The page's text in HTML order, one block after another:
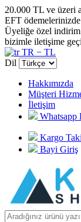
20.000 TL ve üzeri
EFT
Üyeliğe özel indirim
bizimle iletişime
TR − TL
Dil
Hakkımızda
Müşteri
İletişim
Whatsapp
Kargo
Bayi Giriş